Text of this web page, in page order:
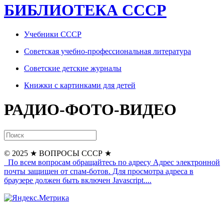
БИБЛИОТЕКА СССР
Учебники СССР
Советская учебно-профессиональная литература
Советские детские журналы
Книжки с картинками для детей
РАДИО-ФОТО-ВИДЕО
© 2025 ★ ВОПРОСЫ СССР ★
По всем вопросам обращайтесь по адресу Адрес электронной
почты защищен от спам-ботов. Для просмотра адреса в
браузере должен быть включен Javascript....